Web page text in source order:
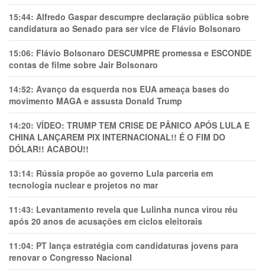
15:44: Alfredo Gaspar descumpre declaração pública sobre
candidatura ao Senado para ser vice de Flávio Bolsonaro
15:06: Flávio Bolsonaro DESCUMPRE promessa e ESCONDE
contas de filme sobre Jair Bolsonaro
14:52: Avanço da esquerda nos EUA ameaça bases do
movimento MAGA e assusta Donald Trump
14:20: VÍDEO: TRUMP TEM CRlSE DE PÂNlCO APÓS LULA E
CHINA LANÇAREM PIX INTERNACIONAL!! É O FIM DO
DÓLAR!! ACABOU!!
13:14: Rússia propõe ao governo Lula parceria em
tecnologia nuclear e projetos no mar
11:43: Levantamento revela que Lulinha nunca virou réu
após 20 anos de acusações em ciclos eleitorais
11:04: PT lança estratégia com candidaturas jovens para
renovar o Congresso Nacional